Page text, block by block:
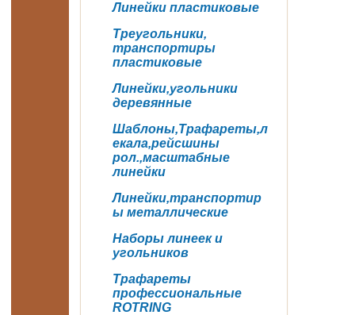
Линейки пластиковые
Треугольники,
транспортиры
пластиковые
Линейки,угольники
деревянные
Шаблоны,Трафареты,л
екала,рейсшины
рол.,масштабные
линейки
Линейки,транспортир
ы металлические
Наборы линеек и
угольников
Трафареты
профессиональные
ROTRING